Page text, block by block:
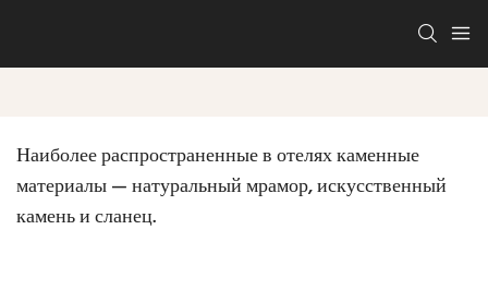
Наиболее распространенные в отелях каменные
материалы — натуральный мрамор, искусственный
камень и сланец.